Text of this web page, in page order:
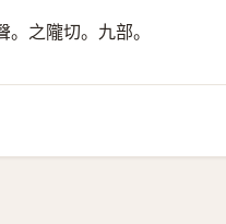
之隴切。九部。